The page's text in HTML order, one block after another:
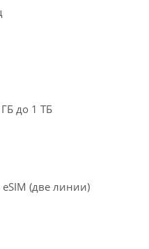
до 1 ТБ
(две линии)